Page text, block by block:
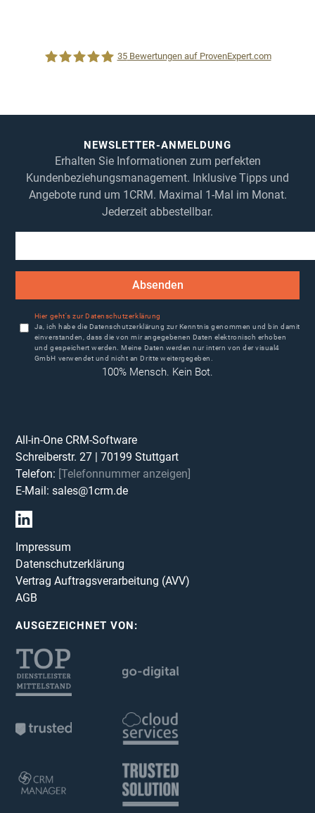
35Bewertungen auf ProvenExpert.com
NEWSLETTER-ANMELDUNG
Erhalten Sie Informationen zum perfekten
Kundenbeziehungsmanagement. Inklusive Tipps und
Angebote rund um 1CRM. Maximal 1-Mal im Monat.
Jederzeit abbestellbar.
Absenden
Hier geht's zur Datenschutzerklärung
Ja, ich habe die Datenschutzerklärung zur Kenntnis genommen und bin damit
einverstanden, dass die von mir angegebenen Daten elektronisch erhoben
und gespeichert werden. Meine Daten werden nur intern von der visual4
GmbH verwendet und nicht an Dritte weitergegeben.
100% Mensch. Kein Bot.
All-in-One CRM-Software
Schreiberstr. 27 |70199 Stuttgart
Telefon: [Telefonnummer anzeigen]
E-Mail:sales@1crm.de
Impressum
Datenschutzerklärung
Vertrag Auftragsverarbeitung (AVV)
AGB
AUSGEZEICHNET VON: